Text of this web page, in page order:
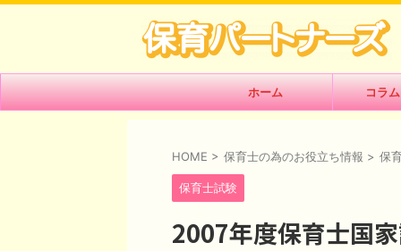
ホーム コラ
HOME > 保育士の為のお役立ち情報 > 保
保育士試験
2007年度保育士国